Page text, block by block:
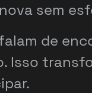
sem
de
Isso